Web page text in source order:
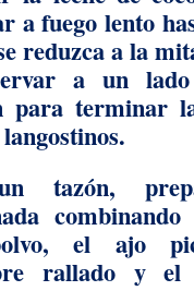
a fuego lento
reduzca a la
a un
para terminar
tazón,
el ajo
rallado y